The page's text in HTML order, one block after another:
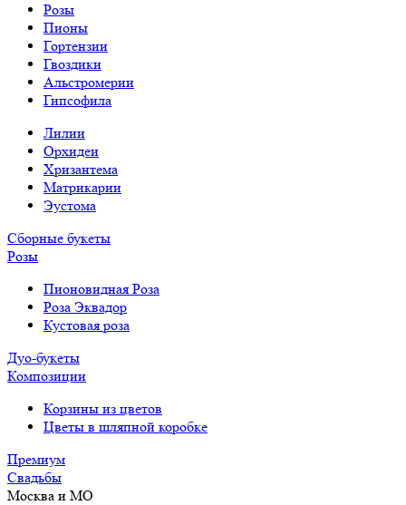
Розы
Пионы
Гортензии
Гвоздики
Альстромерии
Гипсофила
Лилии
Орхидеи
Хризантема
Матрикарии
Эустома
Сборные букеты
Розы
Пионовидная Роза
Роза Эквадор
Кустовая роза
Дуо-букеты
Композиции
Корзины из цветов
Цветы в шляпной коробке
Премиум
Свадьбы
Москва и МО